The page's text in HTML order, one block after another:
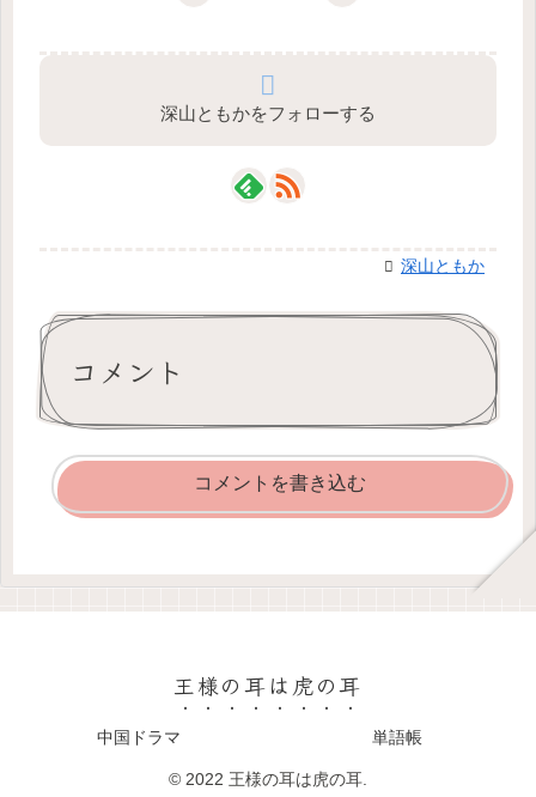
深山ともかをフォローする
深山ともか
コメント
コメントを書き込む
王様の耳は虎の耳
中国ドラマ 単語帳
© 2022 王様の耳は虎の耳.